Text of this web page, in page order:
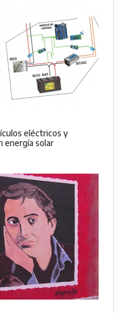
eléctricos y
energía solar